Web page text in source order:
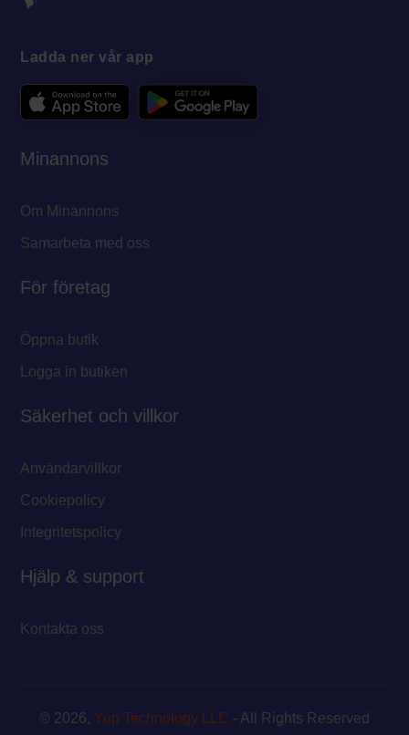
Ladda ner vår app
Minannons
Om Minannons
Samarbeta med oss
För företag
Öppna butik
Logga in butiken
Säkerhet och villkor
Användarvillkor
Cookiepolicy
Integritetspolicy
Hjälp & support
Kontakta oss
© 2026, Yup Technology LLC - All Rights Reserved